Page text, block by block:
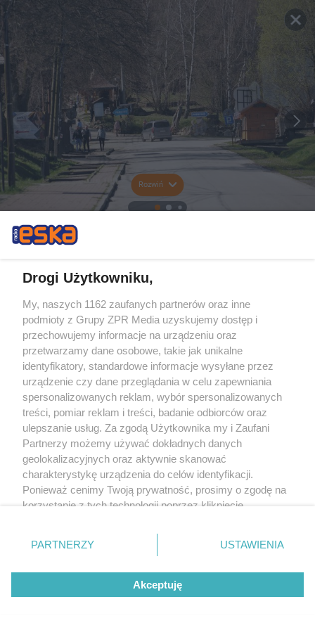
Rozwiń
Drogi Użytkowniku,
My, naszych 1162 zaufanych partnerów oraz inne
podmioty z Grupy ZPR Media uzyskujemy dostęp i
przechowujemy informacje na urządzeniu oraz
przetwarzamy dane osobowe, takie jak unikalne
identyfikatory, standardowe informacje wysyłane przez
urządzenie czy dane przeglądania w celu zapewniania
spersonalizowanych reklam, wybór spersonalizowanych
treści, pomiar reklam i treści, badanie odbiorców oraz
ulepszanie usług. Za zgodą Użytkownika my i Zaufani
Partnerzy możemy używać dokładnych danych
geolokalizacyjnych oraz aktywnie skanować
charakterystykę urządzenia do celów identyfikacji.
Ponieważ cenimy Twoją prywatność, prosimy o zgodę na
korzystanie z tych technologii poprzez kliknięcie
zmienić/wycofać klikając przycisk ustawień prywatności
znajdujący się w lewym dolnym rogu strony
rodzaje przetwarzania danych nie wymagają zgody
użytkownika, ale masz prawo sprzeciwić się takiemu
przetwarzaniu. Preferencje będą miały zastosowanie tylko
PARTNERZY USTAWIENIA
Akceptuję